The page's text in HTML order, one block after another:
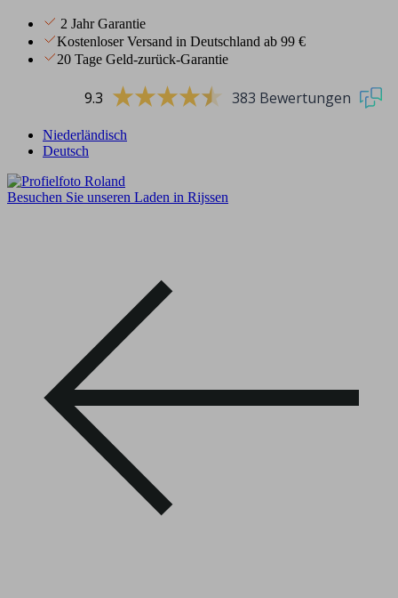
2 Jahr Garantie
Kostenloser Versand in Deutschland ab 99 €
20 Tage Geld-zurück-Garantie
9.3 383 Bewertungen
Niederländisch
Deutsch
Besuchen Sie unseren Laden in Rijssen